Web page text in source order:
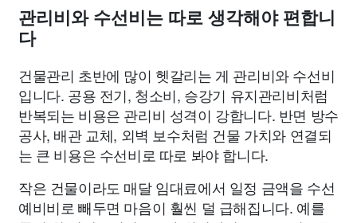
관리비와 수선비는 따로 생각해야 편합니
다
건물관리 초반에 많이 헷갈리는 게 관리비와 수선비
입니다. 공용 전기, 청소비, 승강기 유지관리비처럼
반복되는 비용은 관리비 성격이 강합니다. 반면 방수
공사, 배관 교체, 외벽 보수처럼 건물 가치와 연결되
는 큰 비용은 수선비로 따로 봐야 합니다.
작은 건물이라도 매달 임대료에서 일정 금액을 수선
예비비로 빼두면 마음이 훨씬 덜 급해집니다. 예를